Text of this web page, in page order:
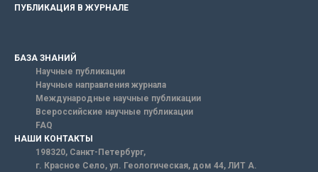
ПУБЛИКАЦИЯ В ЖУРНАЛЕ
БАЗА ЗНАНИЙ
Научные публикации
Научные направления журнала
Международные научные публикации
Всероссийские научные публикации
FAQ
НАШИ КОНТАКТЫ
198320, Санкт-Петербург,
г. Красное Село, ул. Геологическая, дом 44, ЛИТ А.